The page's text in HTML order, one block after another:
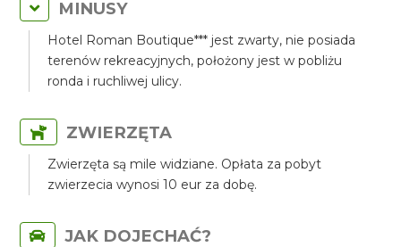
MINUSY
Hotel Roman Boutique*** jest zwarty, nie posiada
terenów rekreacyjnych, położony jest w pobliżu
ronda i ruchliwej ulicy.
ZWIERZĘTA
Zwierzęta są mile widziane. Opłata za pobyt
zwierzecia wynosi 10 eur za dobę.
JAK DOJECHAĆ?